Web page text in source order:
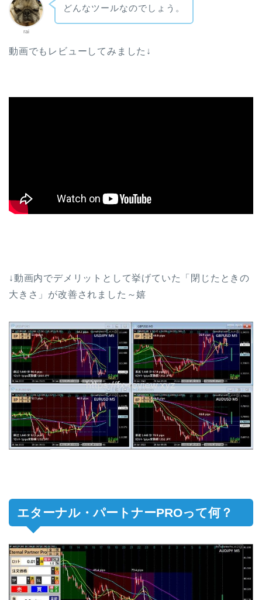
rai
どんなツールなのでしょう。
動画でもレビューしてみました↓
↓動画内でデメリットとして挙げていた「閉じたときの
大きさ」が改善されました～嬉
エターナル・パートナーPROって何？